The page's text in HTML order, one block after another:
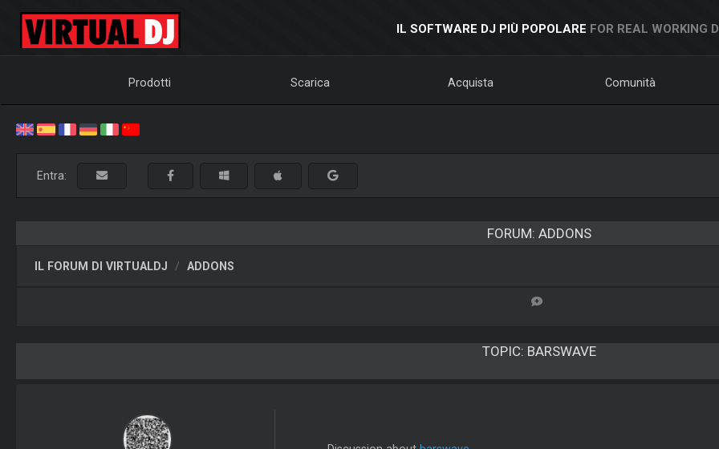
IL SOFTWARE DJ PIÙ POPOLARE FOR REAL WORKING
Prodotti Scarica Acquista Comunità
Entra:
FORUM: ADDONS
IL FORUM DI VIRTUALDJ ADDONS
TOPIC: BARSWAVE